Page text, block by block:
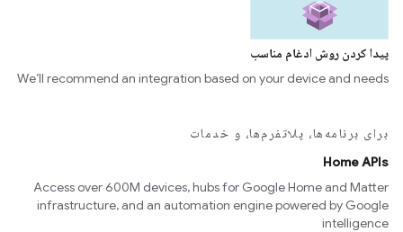
پیدا کردن روش ادغام مناسب
We’ll recommend an integration based on your device and needs
برای برنامه‌ها، پلاتفرم‌ها، و خدمات
Home APIs
Access over 600M devices, hubs for Google Home and Matter
infrastructure, and an automation engine powered by Google
intelligence